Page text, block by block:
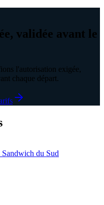
validée avant le
l'autorisation exigée,
chaque départ.
du Sud